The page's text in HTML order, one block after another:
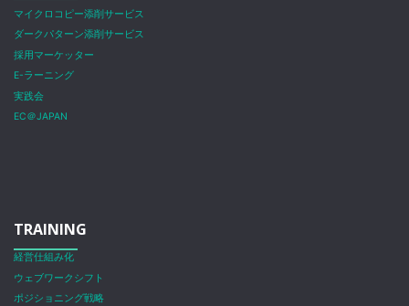
マイクロコピー添削サービス
ダークパターン添削サービス
採用マーケッター
E-ラーニング
実践会
EC＠JAPAN
TRAINING
経営仕組み化
ウェブワークシフト
ポジショニング戦略